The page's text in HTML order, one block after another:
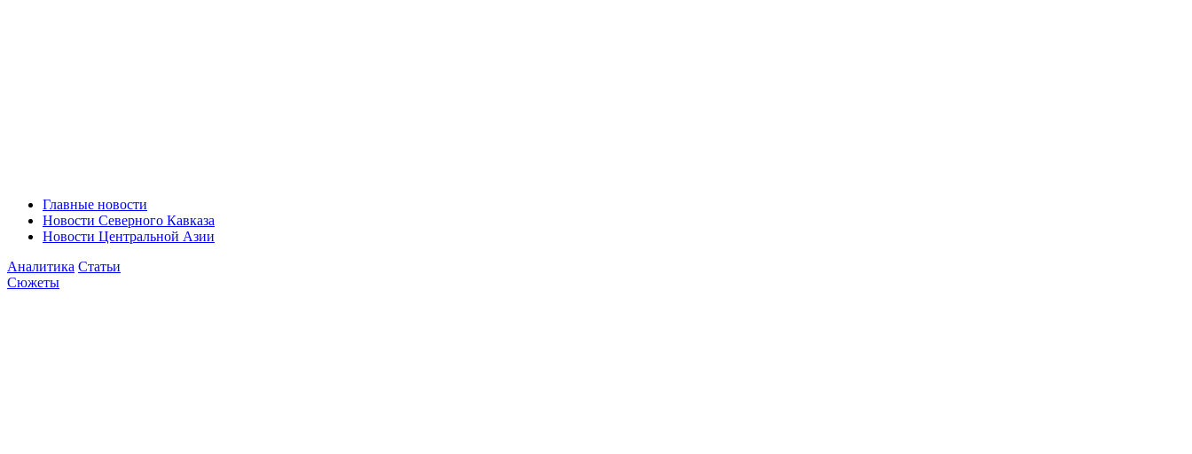
Главные новости
Новости Северного Кавказа
Новости Центральной Азии
Аналитика Статьи
Сюжеты